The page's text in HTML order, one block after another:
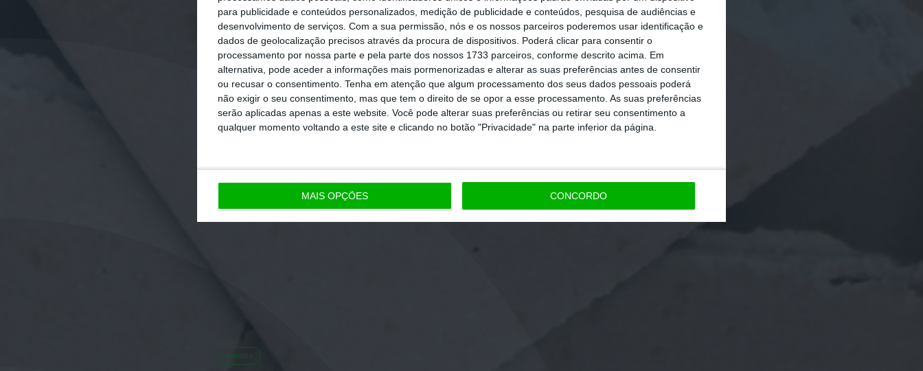
para publicidade e conteúdos personalizados, medição de publicidade e conteúdos, pesquisa de audiências e
desenvolvimento de serviços. Com a sua permissão, nós e os nossos parceiros poderemos usar identificação e
dados de geolocalização precisos através da procura de dispositivos. Poderá clicar para consentir o
processamento por nossa parte e pela parte dos nossos 1733 parceiros, conforme descrito acima. Em
alternativa, pode aceder a informações mais pormenorizadas e alterar as suas preferências antes de consentir
ou recusar o consentimento. Tenha em atenção que algum processamento dos seus dados pessoais poderá
não exigir o seu consentimento, mas que tem o direito de se opor a esse processamento. As suas preferências
serão aplicadas apenas a este website. Você pode alterar suas preferências ou retirar seu consentimento a
qualquer momento voltando a este site e clicando no botão "Privacidade" na parte inferior da página.
MAIS OPÇÕES CONCORDO
Consumo